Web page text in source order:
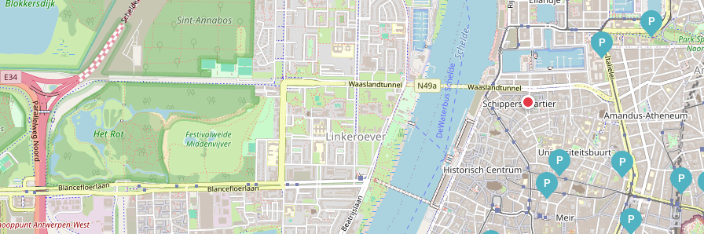
P
P
P
P
P
P
P